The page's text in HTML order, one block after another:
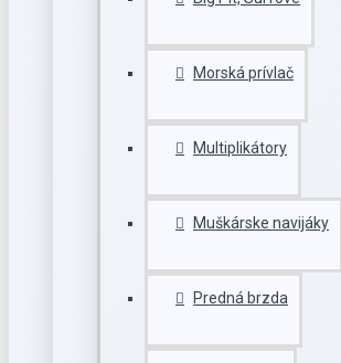
Morská prívlač
Multiplikátory
Muškárske navijáky
Predná brzda